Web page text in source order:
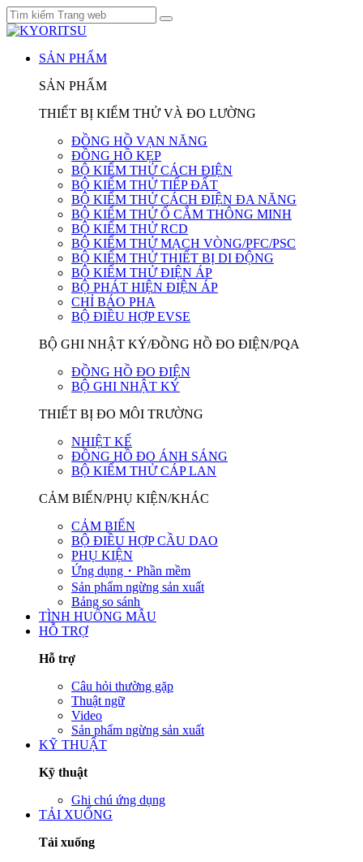
SẢN PHẨM
SẢN PHẨM
THIẾT BỊ KIỂM THỬ VÀ ĐO LƯỜNG
ĐỒNG HỒ VẠN NĂNG
ĐỒNG HỒ KẸP
BỘ KIỂM THỬ CÁCH ĐIỆN
BỘ KIỂM THỬ TIẾP ĐẤT
BỘ KIỂM THỬ CÁCH ĐIỆN ĐA NĂNG
BỘ KIỂM THỬ Ổ CẮM THÔNG MINH
BỘ KIỂM THỬ RCD
BỘ KIỂM THỬ MẠCH VÒNG/PFC/PSC
BỘ KIỂM THỬ THIẾT BỊ DI ĐỘNG
BỘ KIỂM THỬ ĐIỆN ÁP
BỘ PHÁT HIỆN ĐIỆN ÁP
CHỈ BÁO PHA
BỘ ĐIỀU HỢP EVSE
BỘ GHI NHẬT KÝ/ĐỒNG HỒ ĐO ĐIỆN/PQA
ĐỒNG HỒ ĐO ĐIỆN
BỘ GHI NHẬT KÝ
THIẾT BỊ ĐO MÔI TRƯỜNG
NHIỆT KẾ
ĐỒNG HỒ ĐO ÁNH SÁNG
BỘ KIỂM THỬ CÁP LAN
CẢM BIẾN/PHỤ KIỆN/KHÁC
CẢM BIẾN
BỘ ĐIỀU HỢP CẦU DAO
PHỤ KIỆN
Ứng dụng・Phần mềm
Sản phẩm ngừng sản xuất
Bảng so sánh
TÌNH HUỐNG MẪU
HỖ TRỢ
Hỗ trợ
Câu hỏi thường gặp
Thuật ngữ
Video
Sản phẩm ngừng sản xuất
KỸ THUẬT
Kỹ thuật
Ghi chú ứng dụng
TẢI XUỐNG
Tải xuống